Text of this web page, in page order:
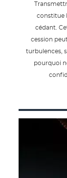
constitue
cédant.
cession
turbulences,
pourquoi